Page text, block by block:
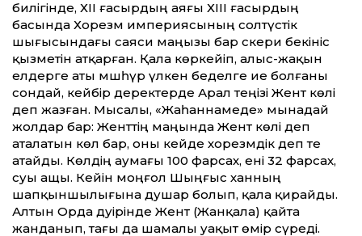
билігінде, ХІІ ғасырдың аяғы ХІІІ ғасырдың
басында Хорезм империясының солтүстік
шығысындағы саяси маңызы бар әскери бекініс
қызметін атқарған. Қала көркейіп, алыс-жақын
елдерге аты мәшһүр үлкен беделге ие болғаны
сондай, кейбір деректерде Арал теңізі Жент көлі
деп жазған. Мысалы, «Жаһаннамеде» мынадай
жолдар бар: Женттің маңында Жент көлі деп
аталатын көл бар, оны кейде хорезмдік деп те
атайды. Көлдің аумағы 100 фарсах, ені 32 фарсах,
суы ащы. Кейін моңғол Шыңғыс ханның
шапқыншылығына душар болып, қала қирайды.
Алтын Орда дәуірінде Жент (Жанқала) қайта
жанданып, тағы да шамалы уақыт өмір сүреді.